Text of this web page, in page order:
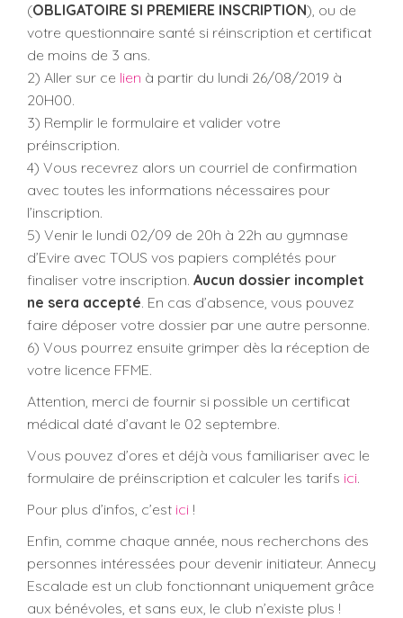
(OBLIGATOIRE SI PREMIERE INSCRIPTION), ou de
votre questionnaire santé si réinscription et certificat
de moins de 3 ans.
2) Aller sur ce lien à partir du lundi 26/08/2019 à
20H00.
3) Remplir le formulaire et valider votre
préinscription.
4) Vous recevrez alors un courriel de confirmation
avec toutes les informations nécessaires pour
l’inscription.
5) Venir le lundi 02/09 de 20h à 22h au gymnase
d’Evire avec TOUS vos papiers complétés pour
finaliser votre inscription. Aucun dossier incomplet
ne sera accepté. En cas d’absence, vous pouvez
faire déposer votre dossier par une autre personne.
6) Vous pourrez ensuite grimper dès la réception de
votre licence FFME.
Attention, merci de fournir si possible un certificat
médical daté d’avant le 02 septembre.
Vous pouvez d’ores et déjà vous familiariser avec le
formulaire de préinscription et calculer les tarifs ici.
Pour plus d’infos, c’est ici !
Enfin, comme chaque année, nous recherchons des
personnes intéressées pour devenir initiateur. Annecy
Escalade est un club fonctionnant uniquement grâce
aux bénévoles, et sans eux, le club n’existe plus !